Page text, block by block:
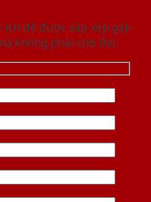
để được sắp xếp gặp
không phải chờ đợi.